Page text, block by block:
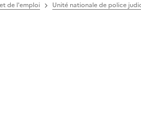
de l'emploi
Unité nationale de police